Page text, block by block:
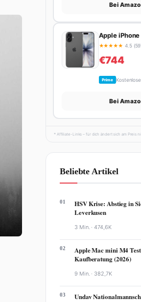
Bei
Apple iPhone
★★★★★ 4.5
€744
Prime
Bei
* Affiliate-Links – für dich ändert sich am Preis
Beliebte Artikel
01
HSV Krise: Abstieg in
Leverkusen
3 Min. ·474,6K
02
Apple Mac mini M4
Kaufberatung (2026)
9 Min. · 382,7K
03
Undav